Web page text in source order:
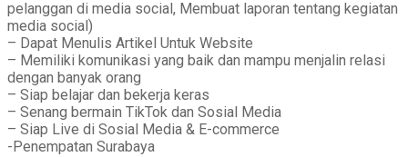
pelanggan di media social, Membuat laporan tentang kegiatan
media social)
– Dapat Menulis Artikel Untuk Website
– Memiliki komunikasi yang baik dan mampu menjalin relasi
dengan banyak orang
– Siap belajar dan bekerja keras
– Senang bermain TikTok dan Sosial Media
– Siap Live di Sosial Media & E-commerce
-Penempatan Surabaya